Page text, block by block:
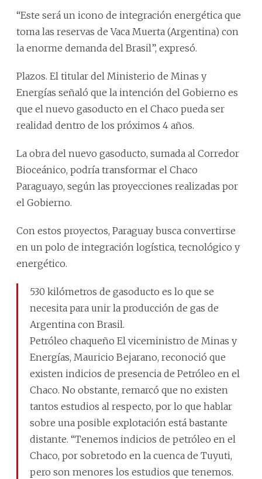
“Este será un icono de integración energética que
toma las reservas de Vaca Muerta (Argentina) con
la enorme demanda del Brasil”, expresó.
Plazos. El titular del Ministerio de Minas y
Energías señaló que la intención del Gobierno es
que el nuevo gasoducto en el Chaco pueda ser
realidad dentro de los próximos 4 años.
La obra del nuevo gasoducto, sumada al Corredor
Bioceánico, podría transformar el Chaco
Paraguayo, según las proyecciones realizadas por
el Gobierno.
Con estos proyectos, Paraguay busca convertirse
en un polo de integración logística, tecnológico y
energético.
530 kilómetros de gasoducto es lo que se
necesita para unir la producción de gas de
Argentina con Brasil.
Petróleo chaqueño El viceministro de Minas y
Energías, Mauricio Bejarano, reconoció que
existen indicios de presencia de Petróleo en el
Chaco. No obstante, remarcó que no existen
tantos estudios al respecto, por lo que hablar
sobre una posible explotación está bastante
distante. “Tenemos indicios de petróleo en el
Chaco, por sobretodo en la cuenca de Tuyuti,
pero son menores los estudios que tenemos.